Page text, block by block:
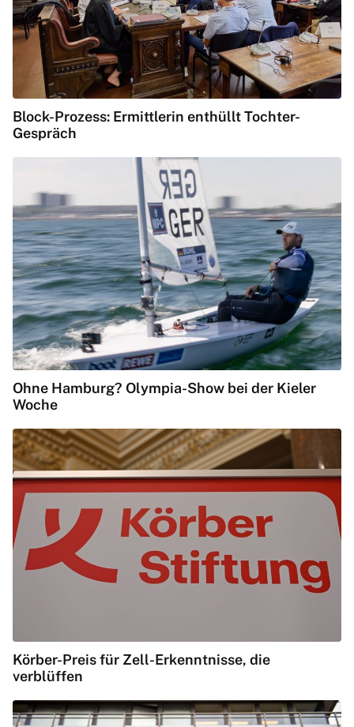
Block-Prozess: Ermittlerin enthüllt Tochter-
Gespräch
Ohne Hamburg? Olympia-Show bei der Kieler
Woche
Körber-Preis für Zell-Erkenntnisse, die
verblüffen